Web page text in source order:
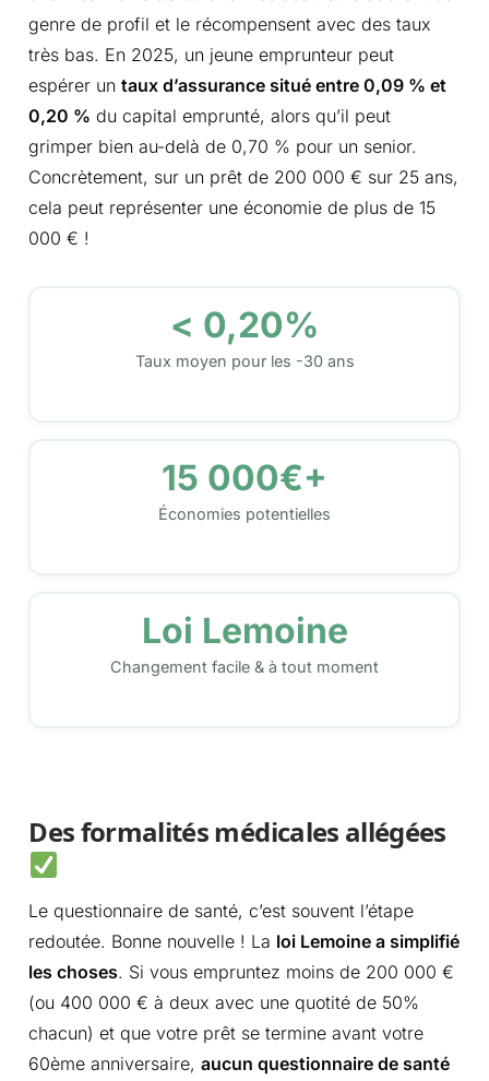
genre de profil et le récompensent avec des taux
très bas. En 2025, un jeune emprunteur peut
espérer untaux d’assurance situé entre 0,09 % et
0,20 % du capital emprunté, alors qu’il peut
grimper bien au-delà de 0,70 % pour un senior.
Concrètement, sur un prêt de 200 000 € sur 25 ans,
cela peut représenter une économie de plus de 15
000 € !
< 0,20%
Taux moyen pour les -30 ans
15 000€+
Économies potentielles
Loi Lemoine
Changement facile & à tout moment
Des formalités médicales allégées
Le questionnaire de santé, c’est souvent l’étape
redoutée. Bonne nouvelle ! La loi Lemoine a simplifié
les choses. Si vous empruntez moins de 200 000 €
(ou 400 000 € à deux avec une quotité de 50%
chacun) et que votre prêt se termine avant votre
60ème anniversaire,aucun questionnaire de santé